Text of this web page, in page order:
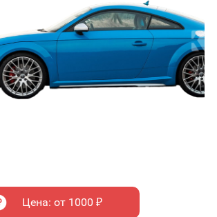
Цена: от 1000 ₽